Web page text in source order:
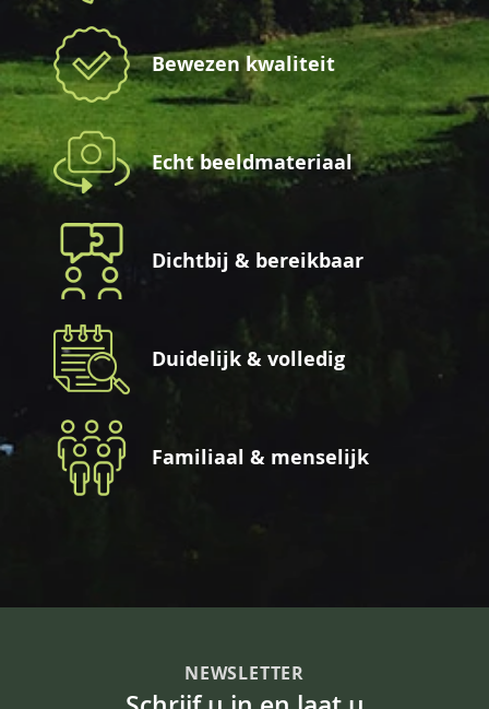
Bewezen kwaliteit
Echt beeldmateriaal
Dichtbij & bereikbaar
Duidelijk & volledig
Familiaal & menselijk
NEWSLETTER